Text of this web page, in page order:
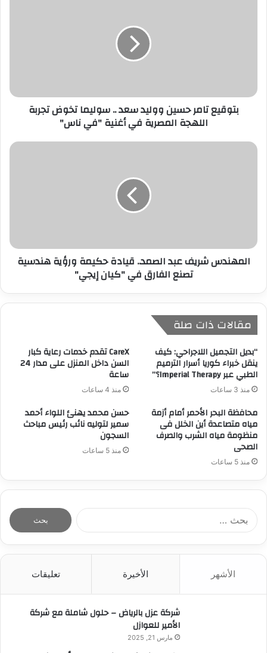
ر
بتوقيع تامر حسين ووليد سعد .. سوليما تخوض تجربة
اللهجة المصرية في أغنية "في ناس"
المهندس شريف عبد الصمد.. قيادة حكيمة ورؤية هندسية
تصنع الفارق في "كيان إيجي"
مقالات ذات صلة
“بديل التجميل اللاجراحي: كيف
ينقل خبراء كوريا أسرار الترميم
الطبي عبر Imperial Therapy؟”
منذ 3 ساعات
CareX تقدم خدمات رعاية كبار
السن داخل المنزل على مدار 24
ساعة
منذ 4 ساعات
محافظة البحر الأحمر أمام أزمة
مياه متصاعدة أين الخلل فى
منظومة مياه الشرب والصرف
الصحى
منذ 5 ساعات
حسن محمد يهنئ اللواء أحمد
سمير لتوليه نائب رئيس مباحث
السجون
منذ 5 ساعات
الأشهر الأخيرة تعليقات
شركة عزل بالرياض – حلول شاملة مع شركة
الأمير للعوازل
مارس 21, 2025